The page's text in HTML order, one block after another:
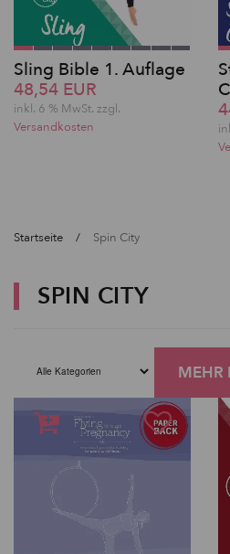
Sling Bible 1. Auflage
48,54 EUR
inkl. 6 % MwSt. zzgl.
Versandkosten
Startseite Spin City
SPIN CITY
MEHR